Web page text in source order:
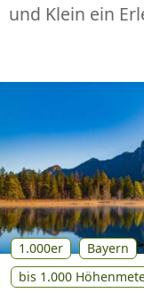
und Klein ein
1.000er
Bayern
bis 1.000